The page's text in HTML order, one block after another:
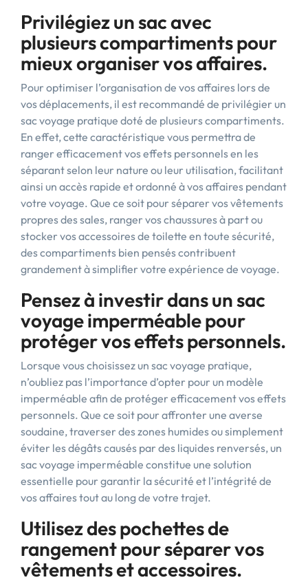
Privilégiez un sac avec
plusieurs compartiments pour
mieux organiser vos affaires.
Pour optimiser l’organisation de vos affaires lors de
vos déplacements, il est recommandé de privilégier un
sac voyage pratique doté de plusieurs compartiments.
En effet, cette caractéristique vous permettra de
ranger efficacement vos effets personnels en les
séparant selon leur nature ou leur utilisation, facilitant
ainsi un accès rapide et ordonné à vos affaires pendant
votre voyage. Que ce soit pour séparer vos vêtements
propres des sales, ranger vos chaussures à part ou
stocker vos accessoires de toilette en toute sécurité,
des compartiments bien pensés contribuent
grandement à simplifier votre expérience de voyage.
Pensez à investir dans un sac
voyage imperméable pour
protéger vos effets personnels.
Lorsque vous choisissez un sac voyage pratique,
n’oubliez pas l’importance d’opter pour un modèle
imperméable afin de protéger efficacement vos effets
personnels. Que ce soit pour affronter une averse
soudaine, traverser des zones humides ou simplement
éviter les dégâts causés par des liquides renversés, un
sac voyage imperméable constitue une solution
essentielle pour garantir la sécurité et l’intégrité de
vos affaires tout au long de votre trajet.
Utilisez des pochettes de
rangement pour séparer vos
vêtements et accessoires.